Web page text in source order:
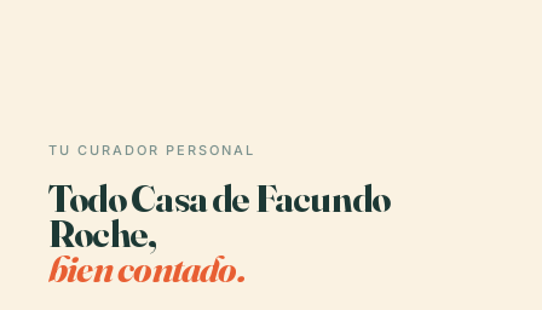
TU CURADOR PERSONAL
Todo Casa de Facundo
Roche,
bien contado.